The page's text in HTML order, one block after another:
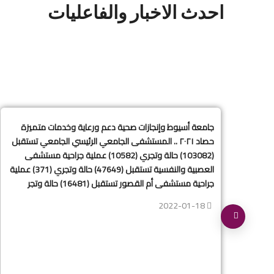
احدث الاخبار والفاعليات
جامعة أسيوط وإنجازات صحية دعم ورعاية وخدمات متميزة
حصاد ٢٠٢١ .. المستشفى الجامعي الرئيسي الجامعي تستقبل
(103082) حالة وتجري (10582) عملية جراحية مستشفى
العصبية والنفسية تستقبل (47649) حالة وتجري (371) عملية
جراحية مستشفى أم القصور تستقبل (16481) حالة وتجر
2022-01-18